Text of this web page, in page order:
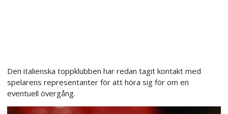
Den italienska toppklubben har redan tagit kontakt med
spelarens representanter för att höra sig för om en
eventuell övergång.